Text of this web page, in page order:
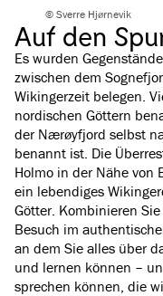
© Sverre Hjørnevik
Auf den
Es wurden
zwischen dem
Wikingerzeit belegen.
nordischen Göttern
der Nærøyfjord selbst
benannt ist. Die
Holmo in der Nähe von
ein lebendiges
Götter. Kombinieren
Besuch im
an dem Sie alles über
und lernen können –
sprechen können, die